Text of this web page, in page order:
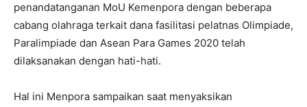
penandatanganan MoU Kemenpora dengan beberapa
cabang olahraga terkait dana fasilitasi pelatnas Olimpiade,
Paralimpiade dan Asean Para Games 2020 telah
dilaksanakan dengan hati-hati.
Hal ini Menpora sampaikan saat menyaksikan